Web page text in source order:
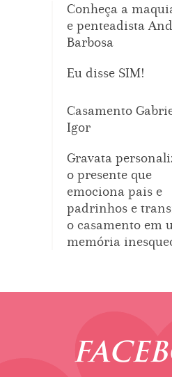
Conheça a
e penteadista
Barbosa
Eu disse SIM!
Casamento
Igor
Gravata
o presente que
emociona pais e
padrinhos e
o casamento em
memória